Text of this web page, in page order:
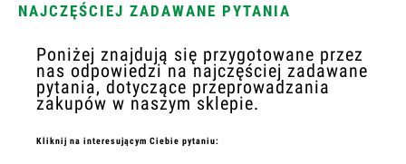
NAJCZĘŚCIEJ ZADAWANE PYTANIA
Poniżej znajdują się przygotowane przez
nas odpowiedzi na najczęściej zadawane
pytania, dotyczące przeprowadzania
zakupów w naszym sklepie.
Kliknij na interesującym Ciebie pytaniu: